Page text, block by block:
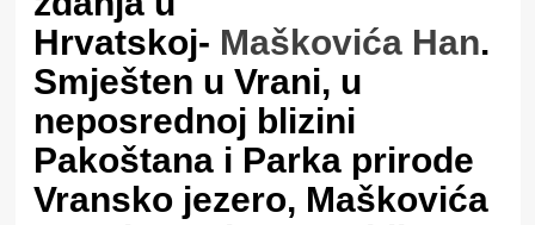
Hrvatskoj- Maškovića Han.
Smješten u Vrani, u
neposrednoj blizini
Pakoštana i Parka prirode
Vransko jezero, Maškovića